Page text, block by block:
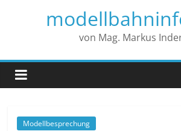
von Mag. Markus
Modellbesprechung